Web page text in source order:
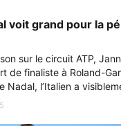
voit grand pour la
sur le circuit ATP,
de finaliste à Roland-
Nadal, l’Italien a